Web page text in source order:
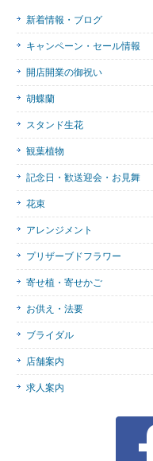
新着情報・ブログ
キャンペーン・セール情報
開店開業の御祝い
胡蝶蘭
スタンド生花
観葉植物
記念日・歓送迎会・お見舞
花束
アレンジメント
プリザーブドフラワー
寄せ植・寄せかご
お供え・法要
ブライダル
店舗案内
求人案内